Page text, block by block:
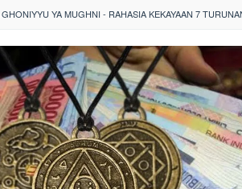
YA MUGHNI - RAHASIA KEKAYAAN 7